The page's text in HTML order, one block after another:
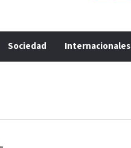
Sociedad Internacionales